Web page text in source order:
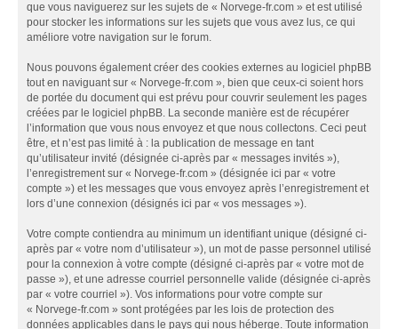
que vous naviguerez sur les sujets de « Norvege-fr.com » et est utilisé
pour stocker les informations sur les sujets que vous avez lus, ce qui
améliore votre navigation sur le forum.
Nous pouvons également créer des cookies externes au logiciel phpBB
tout en naviguant sur « Norvege-fr.com », bien que ceux-ci soient hors
de portée du document qui est prévu pour couvrir seulement les pages
créées par le logiciel phpBB. La seconde manière est de récupérer
l’information que vous nous envoyez et que nous collectons. Ceci peut
être, et n’est pas limité à : la publication de message en tant
qu’utilisateur invité (désignée ci-après par « messages invités »),
l’enregistrement sur « Norvege-fr.com » (désignée ici par « votre
compte ») et les messages que vous envoyez après l’enregistrement et
lors d’une connexion (désignés ici par « vos messages »).
Votre compte contiendra au minimum un identifiant unique (désigné ci-
après par « votre nom d’utilisateur »), un mot de passe personnel utilisé
pour la connexion à votre compte (désigné ci-après par « votre mot de
passe »), et une adresse courriel personnelle valide (désignée ci-après
par « votre courriel »). Vos informations pour votre compte sur
« Norvege-fr.com » sont protégées par les lois de protection des
données applicables dans le pays qui nous héberge. Toute information